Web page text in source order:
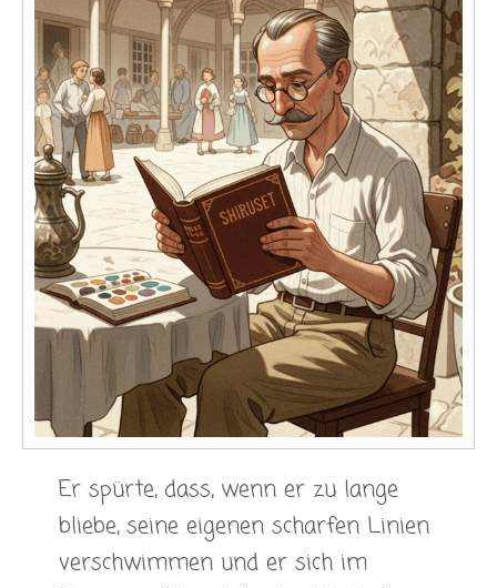
Er spürte, dass, wenn er zu lange
bliebe, seine eigenen scharfen Linien
verschwimmen und er sich im